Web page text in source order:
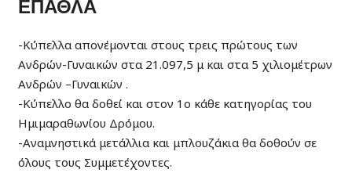
ΕΠΑΘΛΑ
-Κύπελλα απονέμονται στους τρεις πρώτους των
Ανδρών-Γυναικών στα 21.097,5 μ και στα 5 χιλιομέτρων
Ανδρών –Γυναικών .
-Κύπελλο θα δοθεί και στον 1ο κάθε κατηγορίας του
Ημιμαραθωνίου Δρόμου.
-Αναμνηστικά μετάλλια και μπλουζάκια θα δοθούν σε
όλους τους Συμμετέχοντες.